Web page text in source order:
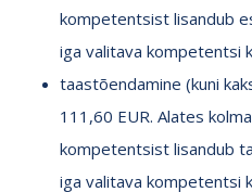
kompetentsist lisandub
iga valitava kompetentsi
taastõendamine (kuni
111,60 EUR. Alates
kompetentsist lisandub
iga valitava kompetentsi